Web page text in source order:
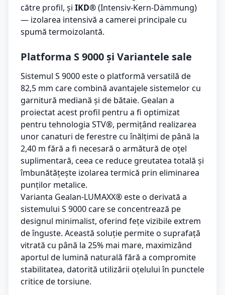
către profil, și IKD®(Intensiv-Kern-Dämmung)
— izolarea intensivă a camerei principale cu
spumă termoizolantă.
Platforma S 9000 și Variantele sale
Sistemul S 9000 este o platformă versatilă de
82,5 mm care combină avantajele sistemelor cu
garnitură mediană și de bătaie. Gealan a
proiectat acest profil pentru a fi optimizat
pentru tehnologia STV®, permițând realizarea
unor canaturi de ferestre cu înălțimi de până la
2,40 m fără a fi necesară o armătură de oțel
suplimentară, ceea ce reduce greutatea totală și
îmbunătățește izolarea termică prin eliminarea
punților metalice.
Varianta Gealan-LUMAXX® este o derivată a
sistemului S 9000 care se concentrează pe
designul minimalist, oferind fețe vizibile extrem
de înguste. Această soluție permite o suprafață
vitrată cu până la 25% mai mare, maximizând
aportul de lumină naturală fără a compromite
stabilitatea, datorită utilizării oțelului în punctele
critice de torsiune.